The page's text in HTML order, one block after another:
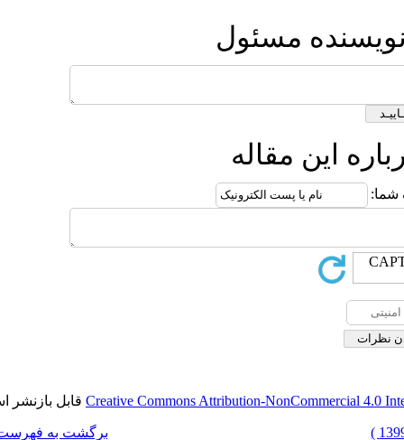
Creative Commonsقابل بازنشر است.